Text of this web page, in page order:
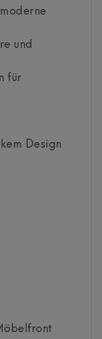
und
für
Design